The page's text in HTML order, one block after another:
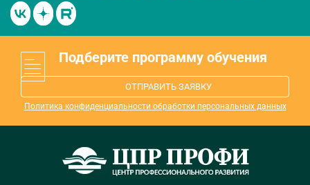
Подберите программу обучения
ОТПРАВИТЬ ЗАЯВКУ
Политика конфиденциальности обработки персональных данных